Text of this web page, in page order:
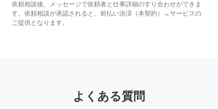
依頼相談後、メッセージで依頼者と仕事詳細のすり合わせができま
す。依頼相談が承認されると、前払い決済（本契約）→サービスの
ご提供となります。
よくある質問